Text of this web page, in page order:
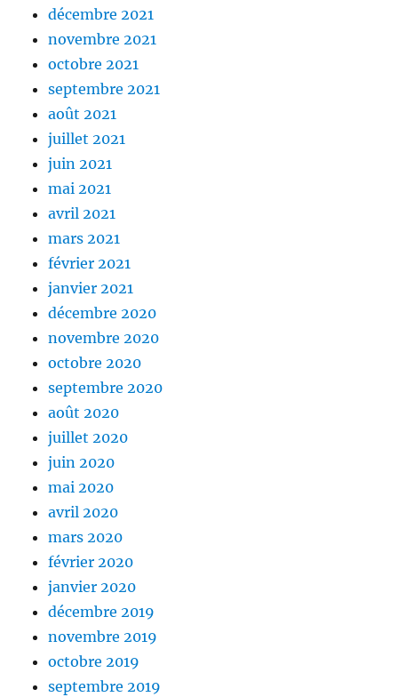
décembre 2021
novembre 2021
octobre 2021
septembre 2021
août 2021
juillet 2021
juin 2021
mai 2021
avril 2021
mars 2021
février 2021
janvier 2021
décembre 2020
novembre 2020
octobre 2020
septembre 2020
août 2020
juillet 2020
juin 2020
mai 2020
avril 2020
mars 2020
février 2020
janvier 2020
décembre 2019
novembre 2019
octobre 2019
septembre 2019